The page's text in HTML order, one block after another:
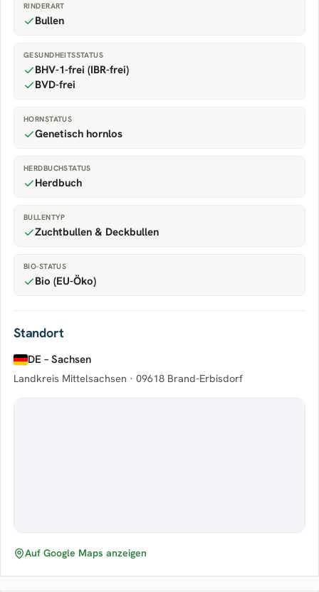
RINDERART
Bullen
GESUNDHEITSSTATUS
BHV-1-frei (IBR-frei)
BVD-frei
HORNSTATUS
Genetisch hornlos
HERDBUCHSTATUS
Herdbuch
BULLENTYP
Zuchtbullen & Deckbullen
BIO-STATUS
Bio (EU-Öko)
Standort
DE – Sachsen
Landkreis Mittelsachsen · 09618 Brand-Erbisdorf
Auf Google Maps anzeigen